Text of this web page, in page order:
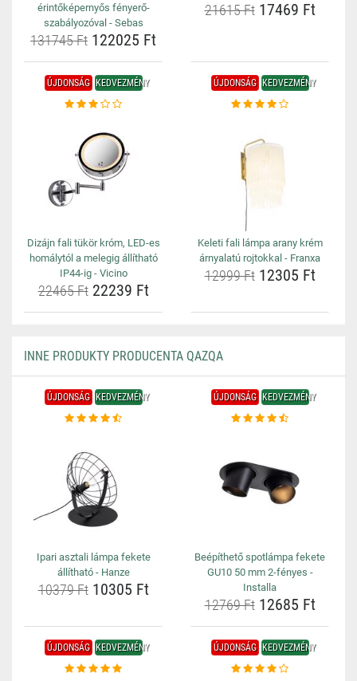
érintőképernyős fényerő-
szabályozóval - Sebas
131745 Ft 122025 Ft
21615 Ft17469 Ft
ÚJDONSÁG KEDVEZMÉNY
Dizájn fali tükör króm, LED-es
homálytól a melegig állítható
IP44-ig - Vicino
22465 Ft22239 Ft
ÚJDONSÁG KEDVEZMÉNY
Keleti fali lámpa arany krém
árnyalatú rojtokkal - Franxa
12999 Ft12305 Ft
INNE PRODUKTY PRODUCENTA QAZQA
ÚJDONSÁG KEDVEZMÉNY
Ipari asztali lámpa fekete
állítható - Hanze
10379 Ft10305 Ft
ÚJDONSÁG KEDVEZMÉNY
Beépíthető spotlámpa fekete
GU10 50 mm 2-fényes -
Installa
12769 Ft12685 Ft
ÚJDONSÁG KEDVEZMÉNY ÚJDONSÁG KEDVEZMÉNY